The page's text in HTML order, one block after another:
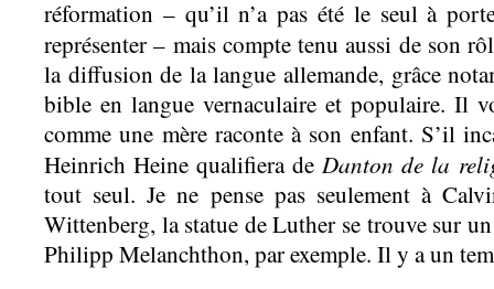
réformation – qu’il n’a pas été le seul à
représenter – mais compte tenu aussi de son
la diffusion de la langue allemande, grâce
bible en langue vernaculaire et populaire. Il
comme une mère raconte à son enfant. S’il
Heinrich Heine qualifiera deDanton de la
tout seul. Je ne pense pas seulement à
Wittenberg, la statue de Luther se trouve sur
Philipp Melanchthon, par exemple. Il y a un